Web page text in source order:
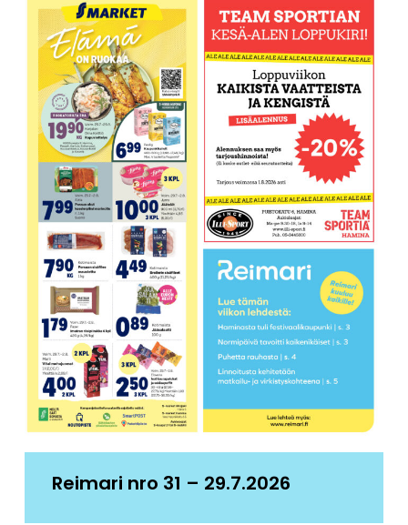
Reimari nro 31 – 29.7.2026